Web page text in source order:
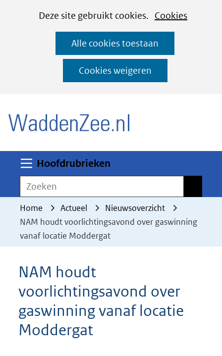
CookiesDeze site gebruikt cookies. Cookies
deze
worden
toegestaan
geweigerd.
Alle cookies toestaan
Cookies weigeren
Ga
naar
de
inhoud
Hoofdrubrieken
Zoeken
Home Actueel
Nieuwsoverzicht
NAM houdt voorlichtingsavond over gaswinning
vanaf locatie Moddergat
NAM houdt
voorlichtingsavond over
gaswinning vanaf locatie
Moddergat